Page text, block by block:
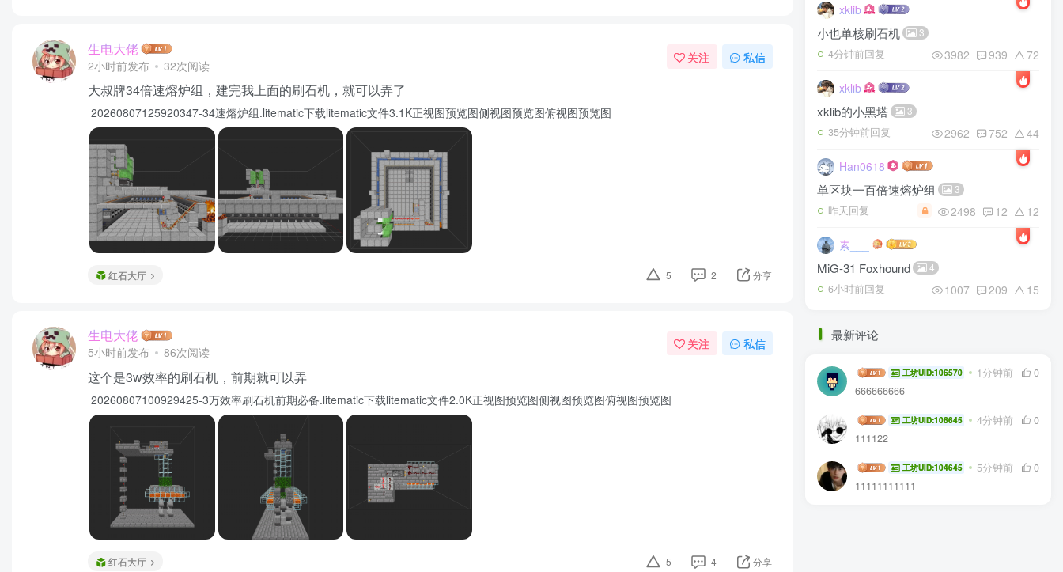
生电大佬
2小时前发布 32次阅读
关注 私信
大叔牌34倍速熔炉组，建完我上面的刷石机，就可以弄了
20260807125920347-34速熔炉组.litematic下载litematic文件3.1K正视图预览图侧视图预览图俯视图预览图
红石大厅 5 2 分享
生电大佬
5小时前发布 86次阅读
关注 私信
这个是3w效率的刷石机，前期就可以弄
20260807100929425-3万效率刷石机前期必备.litematic下载litematic文件2.0K正视图预览图侧视图预览图俯视图预览图
红石大厅 5 4 分享
xklib
小也单核刷石机 3
4分钟前回复 3982 939 72
xklib
xklib的小黑塔 3
35分钟前回复 2962 752 44
Han0618
单区块一百倍速熔炉组 3
昨天回复 2498 12 12
素___
MiG-31 Foxhound 4
6小时前回复 1007 209 15
最新评论
Zhouchenxi2277
工坊UID:106570 1分钟前
0
666666666
euvvv 工坊UID:106645 4分钟前
0
111122
文文 工坊UID:104645 5分钟前
0
11111111111